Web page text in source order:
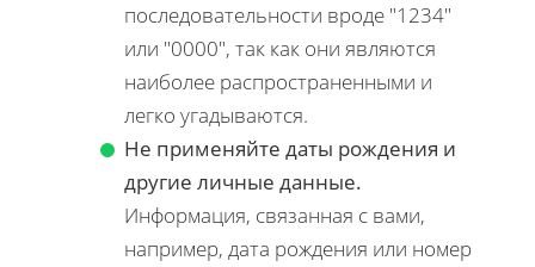
последовательности вроде "1234"
или "0000", так как они являются
наиболее распространенными и
легко угадываются.
Не применяйте даты рождения и
другие личные данные.
Информация, связанная с вами,
например, дата рождения или номер